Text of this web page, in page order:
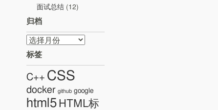
面试总结 (12)
归档
归
档
标签
C++ CSS
docker github google
html5 HTML标